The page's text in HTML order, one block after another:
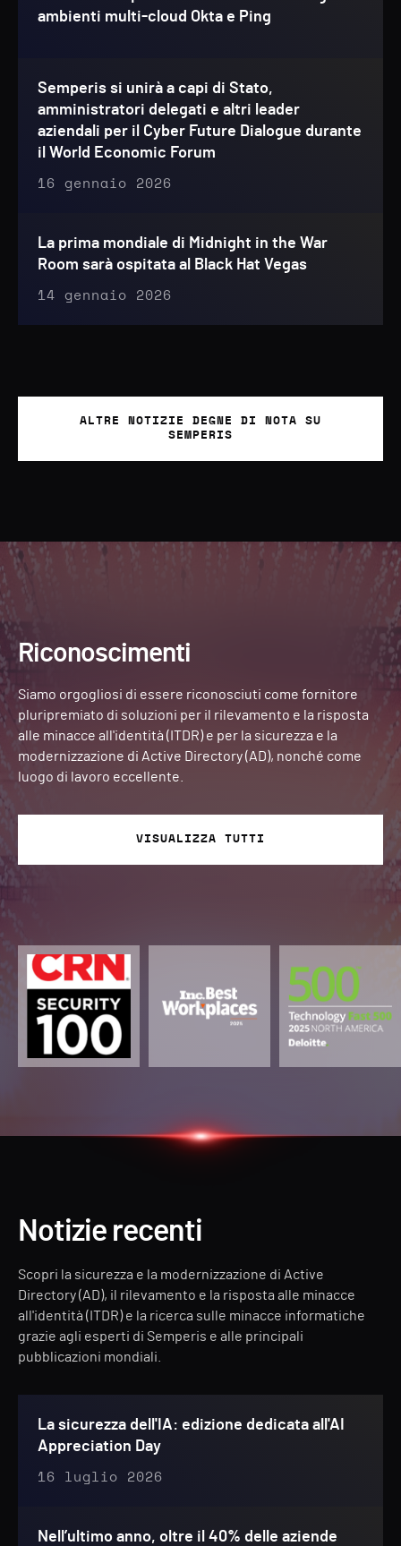
ambienti multi-cloud Okta e Ping
Semperis si unirà a capi di Stato,
amministratori delegati e altri leader
aziendali per il Cyber Future Dialogue durante
il World Economic Forum
16 gennaio 2026
La prima mondiale di Midnight in the War
Room sarà ospitata al Black Hat Vegas
14 gennaio 2026
ALTRE NOTIZIE DEGNE DI NOTA SU
SEMPERIS
Riconoscimenti
Siamo orgogliosi di essere riconosciuti come fornitore
pluripremiato di soluzioni per il rilevamento e la risposta
alle minacce all'identità (ITDR) e per la sicurezza e la
modernizzazione di Active Directory (AD), nonché come
luogo di lavoro eccellente.
VISUALIZZA TUTTI
Notizie recenti
Scopri la sicurezza e la modernizzazione di Active
Directory (AD), il rilevamento e la risposta alle minacce
all'identità (ITDR) e la ricerca sulle minacce informatiche
grazie agli esperti di Semperis e alle principali
pubblicazioni mondiali.
La sicurezza dell'IA: edizione dedicata all'AI
Appreciation Day
16 luglio 2026
Nell’ultimo anno, oltre il 40% delle aziende